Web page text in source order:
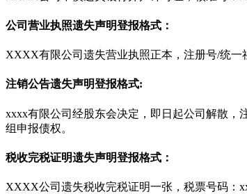
公司营业执照遗失声明登报格式：
XXXX有限公司遗失营业执照正本，注册号/统
注销公告遗失声明登报格式:
xxxx有限公司经股东会决定，即日起公司解散
组申报债权。
税收完税证明遗失声明登报格式：
XXXX公司遗失税收完税证明一张，税票号码：